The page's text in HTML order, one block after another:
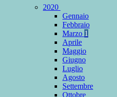
2020
Gennaio
Febbraio
Marzo 1
Aprile
Maggio
Giugno
Luglio
Agosto
Settembre
Ottobre